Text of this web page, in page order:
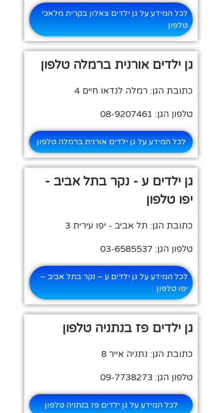
לכל המידע על גן ילדים צאלון בקרית מלאכי
טלפון
גן ילדים אורנית ברמלה טלפון
כתובת הגן: רמלה לנדאו חיים 4
טלפון הגן: 08-9207461
לכל המידע על גן ילדים אורנית ברמלה טלפון
גן ילדים ע - נקר בתל אביב -
יפו טלפון
כתובת הגן: תל אביב - יפו עירית 3
טלפון הגן: 03-6585537
לכל המידע על גן ילדים ע – נקר בתל אביב –
יפו טלפון
גן ילדים פז בנתניה טלפון
כתובת הגן: נתניה אייר 8
טלפון הגן: 09-7738273
לכל המידע על גן ילדים פז בנתניה טלפון